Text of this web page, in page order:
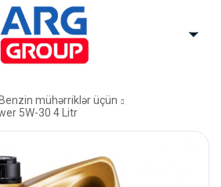
mühərriklər üçün
5W-30 4 Litr